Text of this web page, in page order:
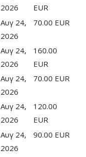
2026
EUR
Αυγ 24,
2026
70.00 EUR
Αυγ 24,
2026
160.00
EUR
Αυγ 24,
2026
70.00 EUR
Αυγ 24,
2026
120.00
EUR
Αυγ 24,
2026
90.00 EUR